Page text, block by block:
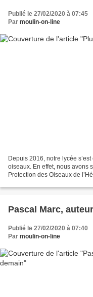
Publié le 27/02/2020 à 07:45
Par moulin-on-line
Depuis 2016, notre lycée
oiseaux. En effet, nous avons
Protection des Oiseaux de
Pascal Marc,
Publié le 27/02/2020 à 07:40
Par moulin-on-line